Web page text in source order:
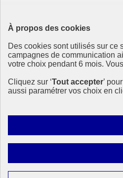
À propos des cookies
Des cookies sont utilisés sur ce
campagnes de communication
votre choix pendant 6 mois.
Cliquez sur ‘Tout accepter’
aussi paramétrer vos choix en